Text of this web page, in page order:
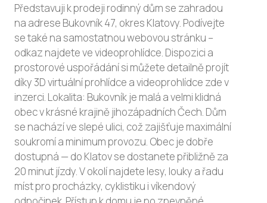
Představuji k prodeji rodinný dům se zahradou
na adrese Bukovník 47, okres Klatovy. Podívejte
se také na samostatnou webovou stránku –
odkaz najdete ve videoprohlídce. Dispozici a
prostorové uspořádání si můžete detailně projít
díky 3D virtuální prohlídce a videoprohlídce zde v
inzerci. Lokalita: Bukovník je malá a velmi klidná
obec v krásné krajině jihozápadních Čech. Dům
se nachází ve slepé ulici, což zajišťuje maximální
soukromí a minimum provozu. Obec je dobře
dostupná — do Klatov se dostanete přibližně za
20 minut jízdy. V okolí najdete lesy, louky a řadu
míst pro procházky, cyklistiku i víkendový